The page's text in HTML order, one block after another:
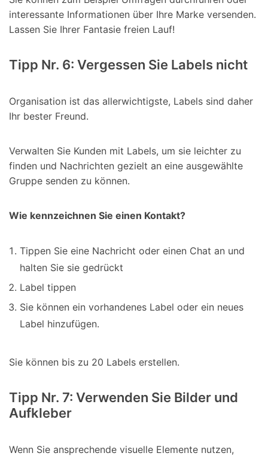
interessante Informationen über Ihre Marke versenden.
Lassen Sie Ihrer Fantasie freien Lauf!
Tipp Nr. 6: Vergessen Sie Labels nicht
Organisation ist das allerwichtigste, Labels sind daher
Ihr bester Freund.
Verwalten Sie Kunden mit Labels, um sie leichter zu
finden und Nachrichten gezielt an eine ausgewählte
Gruppe senden zu können.
Wie kennzeichnen Sie einen Kontakt?
Tippen Sie eine Nachricht oder einen Chat an und
halten Sie sie gedrückt
Label tippen
Sie können ein vorhandenes Label oder ein neues
Label hinzufügen.
Sie können bis zu 20 Labels erstellen.
Tipp Nr. 7: Verwenden Sie Bilder und
Aufkleber
Wenn Sie ansprechende visuelle Elemente nutzen,